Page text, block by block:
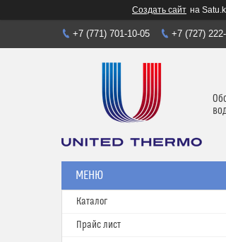
Создать сайт на
+7 (771) 701-10-05 +7 (727)
Каталог
Прайс лист